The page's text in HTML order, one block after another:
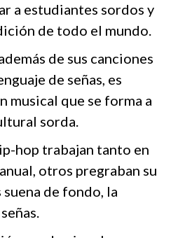
a estudiantes sordos y
de todo el mundo.
de sus canciones
de señas, es
musical que se forma a
sorda.
hop trabajan tanto en
otros pregraban su
de fondo, la